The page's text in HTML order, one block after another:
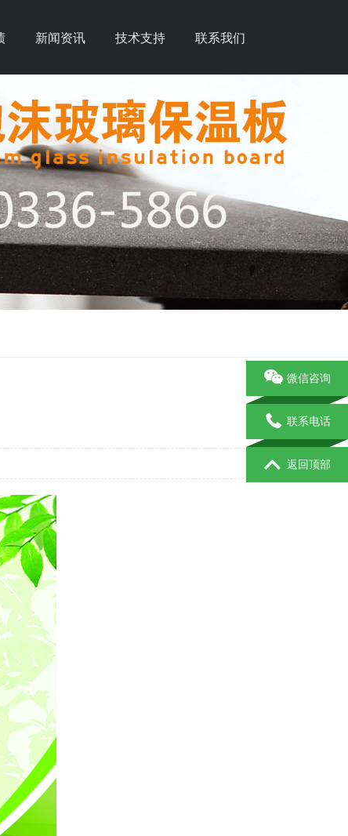
新闻资讯 技术支持 联系我们
微信咨询
联系电话
返回顶部